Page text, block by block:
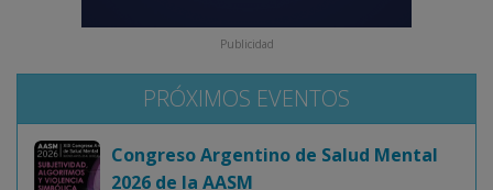
PRÓXIMOS EVENTOS
Congreso Argentino de Salud Mental